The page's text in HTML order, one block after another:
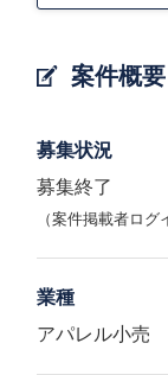
案件概要
募集状況
募集終了
（案件掲載者ログ
業種
アパレル小売